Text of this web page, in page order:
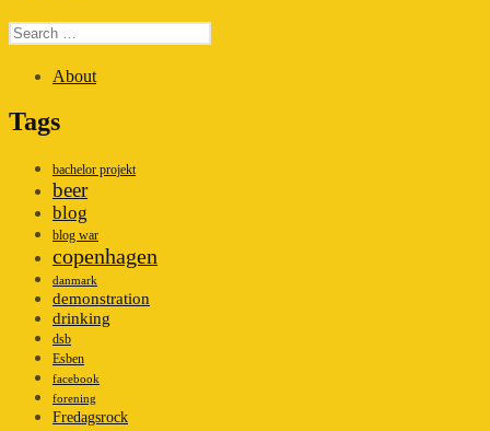
Search
for:
About
Tags
bachelor projekt
beer
blog
blog war
copenhagen
danmark
demonstration
drinking
dsb
Esben
facebook
forening
Fredagsrock